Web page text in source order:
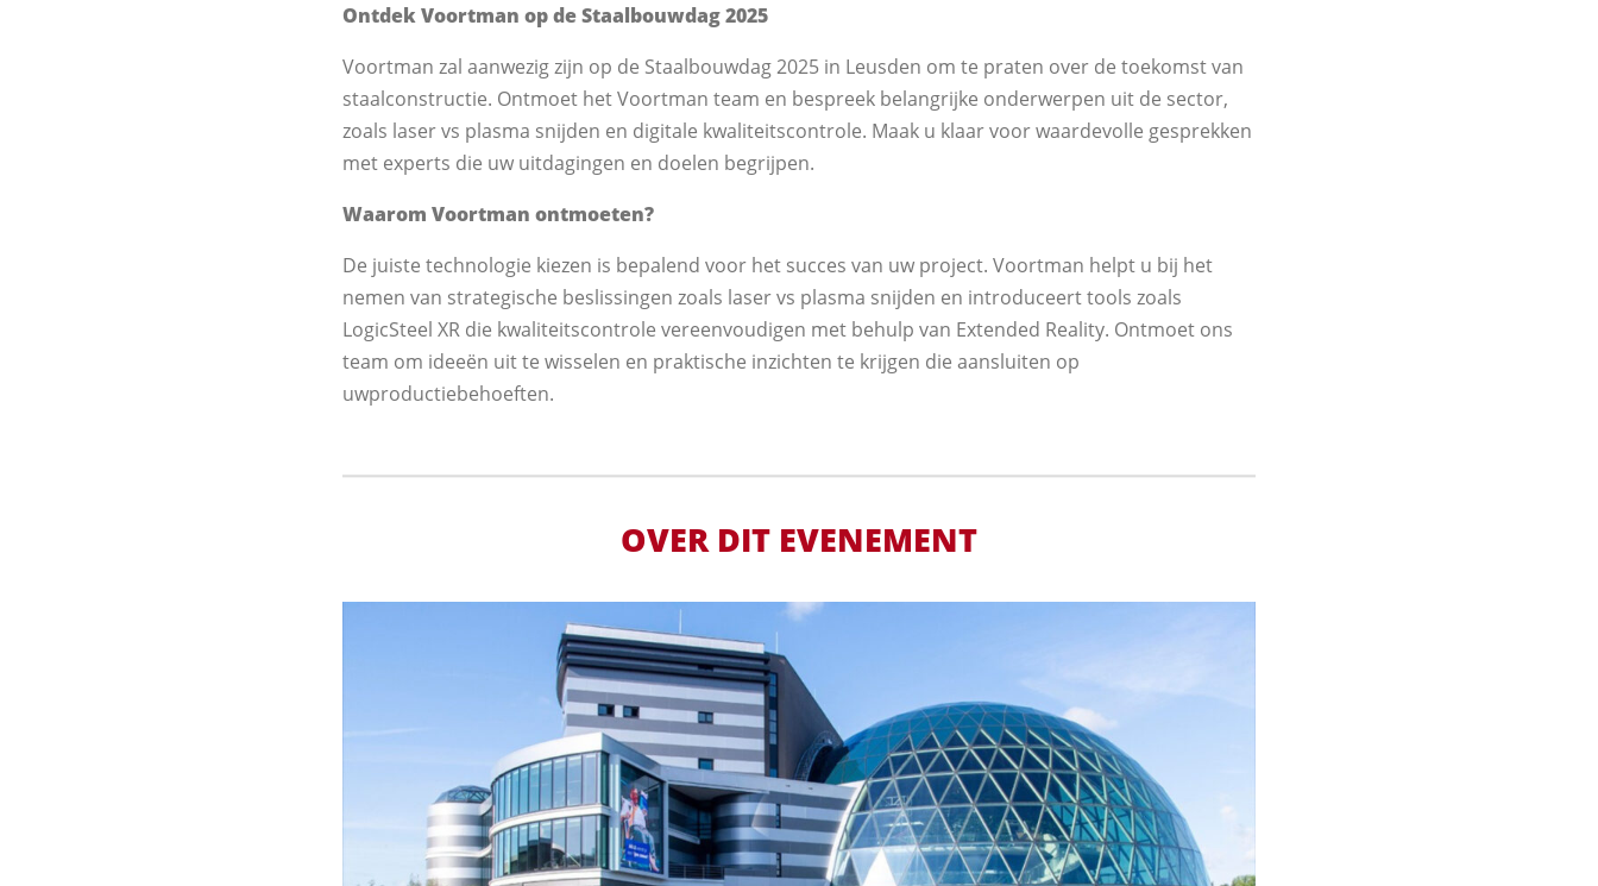
Ontdek Voortman op de Staalbouwdag 2025
Voortman zal aanwezig zijn op de Staalbouwdag 2025 in Leusden om te praten over de toekomst van
staalconstructie. Ontmoet het Voortman team en bespreek belangrijke onderwerpen uit de sector,
zoals laser vs plasma snijden en digitale kwaliteitscontrole. Maak u klaar voor waardevolle gesprekken
met experts die uw uitdagingen en doelen begrijpen.
Waarom Voortman ontmoeten?
De juiste technologie kiezen is bepalend voor het succes van uw project. Voortman helpt u bij het
nemen van strategische beslissingen zoals laser vs plasma snijden en introduceert tools zoals
LogicSteel XR die kwaliteitscontrole vereenvoudigen met behulp van Extended Reality. Ontmoet ons
team om ideeën uit te wisselen en praktische inzichten te krijgen die aansluiten op
uwproductiebehoeften.
OVER DIT EVENEMENT